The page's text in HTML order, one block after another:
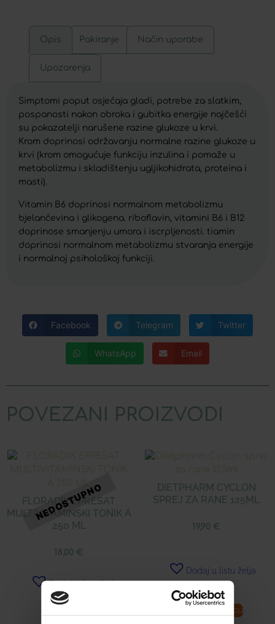
Opis Pakiranje Način uporabe
Upozorenja
Simptomi poput osjećaja gladi, potrebe za slatkim,
pospanosti nakon obroka i gubitka energije najčešći
su pokazatelji narušene razine glukoze u krvi.
Krom doprinosi održavanju normalne razine glukoze u
krvi (krom omogućuje funkciju inzulina i pomaže u
metabolizmu i skladištenju ugljikohidrata, proteina i
masti).
Vitamin B6 doprinosi normalnom metabolizmu
bjelančevina i glikogena. riboflavin, vitamini B6 i B12
doprinose smanjenju umora i iscrpljenosti. tiamin
doprinosi normalnom metabolizmu stvaranja energije
i normalnoj psihološkoj funkciji.
Facebook Telegram Twitter
WhatsApp Email
POVEZANI PROIZVODI
FLORADIX EPRESAT
MULTIVITAMINSKI TONIK Á
250 ML
18,00 €
Dodaj u listu želja
DIETPHARM CYCLON
SPREJ ZA RANE 125ML
19,90 €
Dodaj u listu želja
Dodaj u košaricu